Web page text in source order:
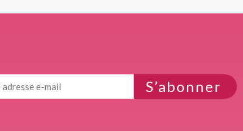
S’abonner